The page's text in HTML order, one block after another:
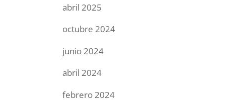
abril 2025
octubre 2024
junio 2024
abril 2024
febrero 2024